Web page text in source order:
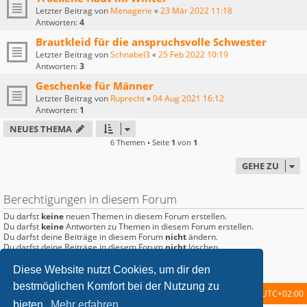
Diese Website nutzt Cookies, um dir den
bestmöglichen Komfort bei der Nutzung zu
Letzter Beitrag von Menagerie «23 Mär 2022 11:18
Antworten:4
Brautkleid für die anspruchsvolle Schwester
Letzter Beitrag vonSchnabel3«25 Feb 2022 10:19
Antworten:3
Geschenke für Männer
Letzter Beitrag von Ruprecht«04 Aug 2021 16:12
Antworten: 1
NEUES THEMA
6 Themen • Seite 1 von 1
GEHE ZU
Berechtigungen in diesem Forum
Du darfst keine neuen Themen in diesem Forum erstellen.
Du darfst keineAntworten zu Themen in diesem Forum erstellen.
Du darfst deine Beiträge in diesem Forum nichtändern.
Du darfst deine Beiträge in diesem Forumnichtlöschen.
Startseite Foren-Übersicht Alle Zeiten sind UTC+02:00